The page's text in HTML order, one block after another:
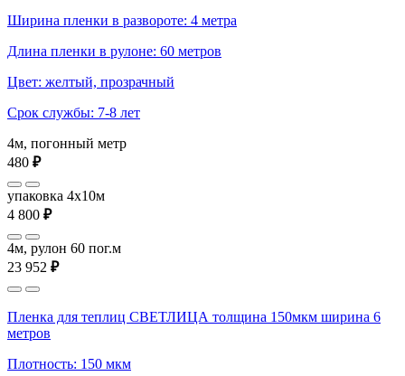
Ширина пленки в развороте: 4 метра
Длина пленки в рулоне: 60 метров
Цвет: желтый, прозрачный
Срок службы: 7-8 лет
4м, погонный метр
480 ₽
упаковка 4x10м
4 800 ₽
4м, рулон 60 пог.м
23 952 ₽
Пленка для теплиц СВЕТЛИЦА толщина 150мкм ширина 6
метров
Плотность: 150 мкм